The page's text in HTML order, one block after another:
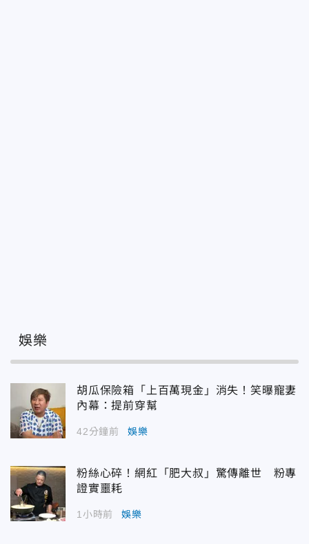
娛樂
胡瓜保險箱「上百萬現金」消失！笑曝寵妻
內幕：提前穿幫
42分鐘前 娛樂
粉絲心碎！網紅「肥大叔」驚傳離世 粉專
證實噩耗
1小時前 娛樂